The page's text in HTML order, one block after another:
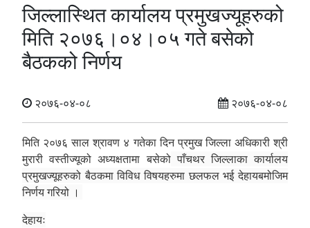
जिल्लास्थित कार्यालय प्रमुखज्यूहरुको
मिति २०७६।०४।०५ गते बसेको
बैठकको निर्णय
२०७६-०४-०८ २०७६-०४-०८
मिति २०७६ साल श्रावण ४ गतेका दिन प्रमुख जिल्ला अधिकारी श्री
मुरारी वस्तीज्यूको अध्यक्षतामा बसेकोपाँचथर जिल्लाका कार्यालय
प्रमुखज्यूहरुको बैठकमा विविध विषयहरुमा छलफल भई देहायबमोजिम
निर्णय गरियो ।
देहायः